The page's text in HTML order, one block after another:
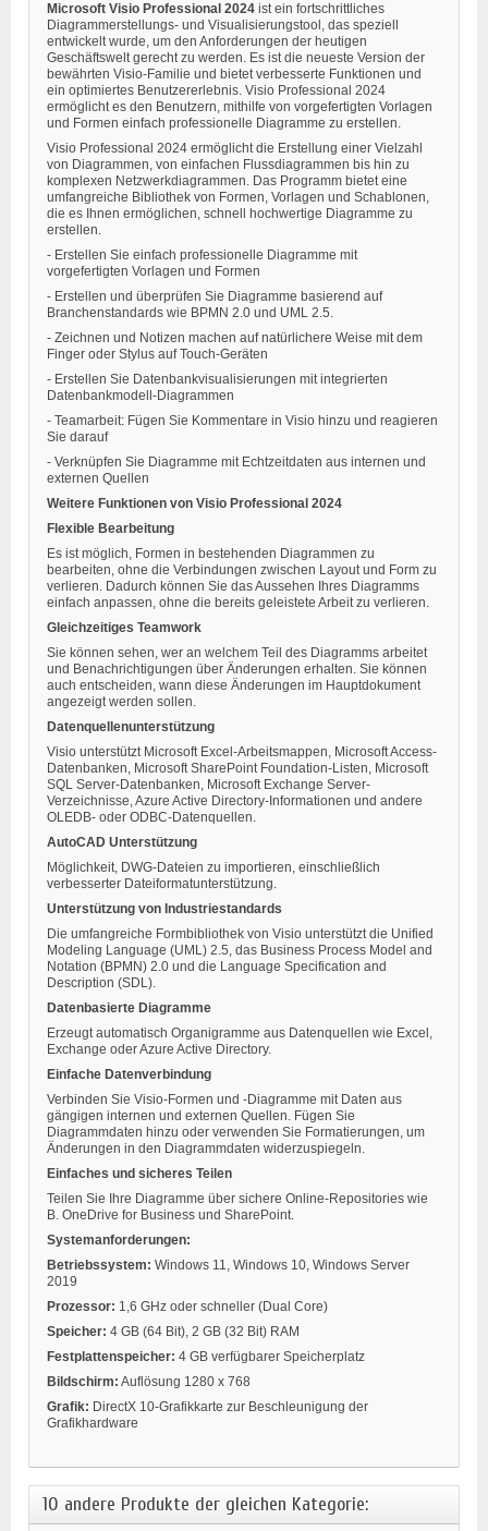
Microsoft Visio Professional 2024 ist ein fortschrittliches
Diagrammerstellungs- und Visualisierungstool, das speziell
entwickelt wurde, um den Anforderungen der heutigen
Geschäftswelt gerecht zu werden. Es ist die neueste Version der
bewährten Visio-Familie und bietet verbesserte Funktionen und
ein optimiertes Benutzererlebnis. Visio Professional 2024
ermöglicht es den Benutzern, mithilfe von vorgefertigten Vorlagen
und Formen einfach professionelle Diagramme zu erstellen.
Visio Professional 2024 ermöglicht die Erstellung einer Vielzahl
von Diagrammen, von einfachen Flussdiagrammen bis hin zu
komplexen Netzwerkdiagrammen. Das Programm bietet eine
umfangreiche Bibliothek von Formen, Vorlagen und Schablonen,
die es Ihnen ermöglichen, schnell hochwertige Diagramme zu
erstellen.
- Erstellen Sie einfach professionelle Diagramme mit
vorgefertigten Vorlagen und Formen
- Erstellen und überprüfen Sie Diagramme basierend auf
Branchenstandards wie BPMN 2.0 und UML 2.5.
- Zeichnen und Notizen machen auf natürlichere Weise mit dem
Finger oder Stylus auf Touch-Geräten
- Erstellen Sie Datenbankvisualisierungen mit integrierten
Datenbankmodell-Diagrammen
- Teamarbeit: Fügen Sie Kommentare in Visio hinzu und reagieren
Sie darauf
- Verknüpfen Sie Diagramme mit Echtzeitdaten aus internen und
externen Quellen
Weitere Funktionen von Visio Professional 2024
Flexible Bearbeitung
Es ist möglich, Formen in bestehenden Diagrammen zu
bearbeiten, ohne die Verbindungen zwischen Layout und Form zu
verlieren. Dadurch können Sie das Aussehen Ihres Diagramms
einfach anpassen, ohne die bereits geleistete Arbeit zu verlieren.
Gleichzeitiges Teamwork
Sie können sehen, wer an welchem Teil des Diagramms arbeitet
und Benachrichtigungen über Änderungen erhalten. Sie können
auch entscheiden, wann diese Änderungen im Hauptdokument
angezeigt werden sollen.
Datenquellenunterstützung
Visio unterstützt Microsoft Excel-Arbeitsmappen, Microsoft Access-
Datenbanken, Microsoft SharePoint Foundation-Listen, Microsoft
SQL Server-Datenbanken, Microsoft Exchange Server-
Verzeichnisse, Azure Active Directory-Informationen und andere
OLEDB- oder ODBC-Datenquellen.
AutoCAD Unterstützung
Möglichkeit, DWG-Dateien zu importieren, einschließlich
verbesserter Dateiformatunterstützung.
Unterstützung von Industriestandards
Die umfangreiche Formbibliothek von Visio unterstützt die Unified
Modeling Language (UML) 2.5, das Business Process Model and
Notation (BPMN) 2.0 und die Language Specification and
Description (SDL).
Datenbasierte Diagramme
Erzeugt automatisch Organigramme aus Datenquellen wie Excel,
Exchange oder Azure Active Directory.
Einfache Datenverbindung
Verbinden Sie Visio-Formen und -Diagramme mit Daten aus
gängigen internen und externen Quellen. Fügen Sie
Diagrammdaten hinzu oder verwenden Sie Formatierungen, um
Änderungen in den Diagrammdaten widerzuspiegeln.
Einfaches und sicheres Teilen
Teilen Sie Ihre Diagramme über sichere Online-Repositories wie
B. OneDrive for Business und SharePoint.
Systemanforderungen:
Betriebssystem: Windows 11, Windows 10, Windows Server
2019
Prozessor: 1,6 GHz oder schneller (Dual Core)
Speicher: 4 GB (64 Bit), 2 GB (32 Bit) RAM
Festplattenspeicher: 4 GB verfügbarer Speicherplatz
Bildschirm: Auflösung 1280 x 768
Grafik: DirectX 10-Grafikkarte zur Beschleunigung der
Grafikhardware
10 andere Produkte der gleichen Kategorie: